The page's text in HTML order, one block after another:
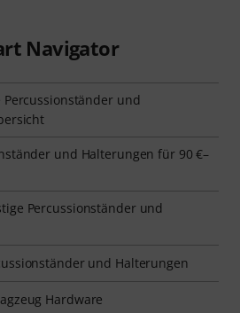
Navigator
und
und Halterungen für 90 €–
Percussionständer und
und Halterungen
Hardware